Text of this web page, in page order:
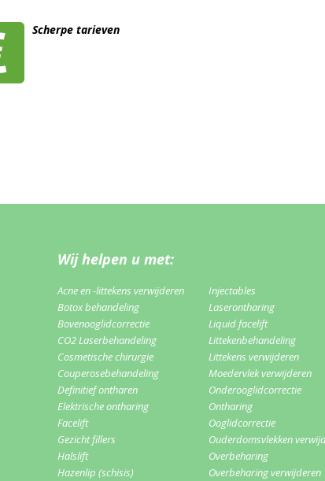
Scherpe tarieven
Wij helpen u met:
Acne en -littekens verwijderen
Botox behandeling
Bovenooglidcorrectie
CO2 Laserbehandeling
Cosmetische chirurgie
Couperosebehandeling
Definitief ontharen
Elektrische ontharing
Facelift
Gezicht fillers
Halslift
Hazenlip (schisis)
Injectables
Laserontharing
Liquid facelift
Littekenbehandeling
Littekens verwijderen
Moedervlek verwijderen
Onderooglidcorrectie
Ontharing
Ooglidcorrectie
Ouderdomsvlekken
Overbeharing
Overbeharing verwijderen